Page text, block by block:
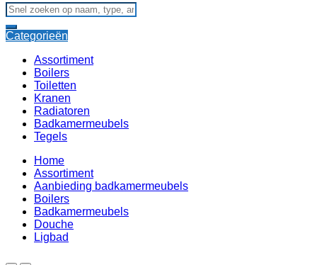
Search
for:
Categorieën
Assortiment
Boilers
Toiletten
Kranen
Radiatoren
Badkamermeubels
Tegels
Home
Assortiment
Aanbieding badkamermeubels
Boilers
Badkamermeubels
Douche
Ligbad